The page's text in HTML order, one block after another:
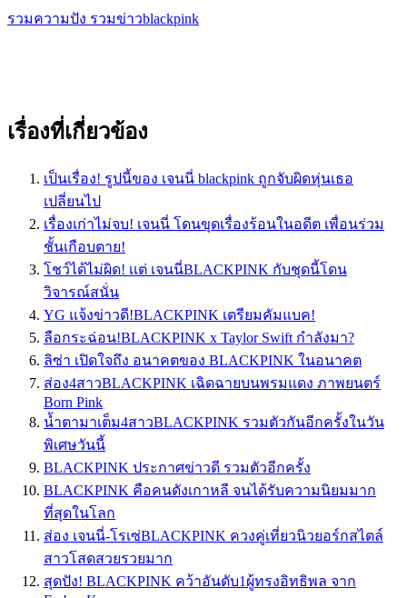
รวมความปัง รวมข่าวblackpink
เรื่องที่เกี่ยวข้อง
เป็นเรื่อง! รูปนี้ของ เจนนี่ blackpink ถูกจับผิดหุ่นเธอ
เปลี่ยนไป
เรื่องเก่าไม่จบ! เจนนี่ โดนขุดเรื่องร้อนในอดีต เพื่อนร่วม
ชั้นเกือบตาย!
โชว์ได้ไม่ผิด! เเต่ เจนนี่BLACKPINK กับชุดนี้โดน
วิจารณ์สนั่น
YG แจ้งข่าวดี!BLACKPINK เตรียมคัมแบค!
ลือกระฉ่อน!BLACKPINK x Taylor Swift กำลังมา?
ลิซ่า เปิดใจถึง อนาคตของ BLACKPINK ในอนาคต
ส่อง4สาวBLACKPINK เฉิดฉายบนพรมแดง ภาพยนตร์
Born Pink
น้ำตามาเต็ม4สาวBLACKPINK รวมตัวกันอีกครั้งในวัน
พิเศษวันนี้
BLACKPINK ประกาศข่าวดี รวมตัวอีกครั้ง
BLACKPINK คือคนดังเกาหลี จนได้รับความนิยมมาก
ที่สุดในโลก
ส่อง เจนนี่-โรเซ่BLACKPINK ควงคู่เที่ยวนิวยอร์กสไตล์
สาวโสดสวยรวยมาก
สุดปัง! BLACKPINK คว้าอันดับ1ผู้ทรงอิทธิพล จาก